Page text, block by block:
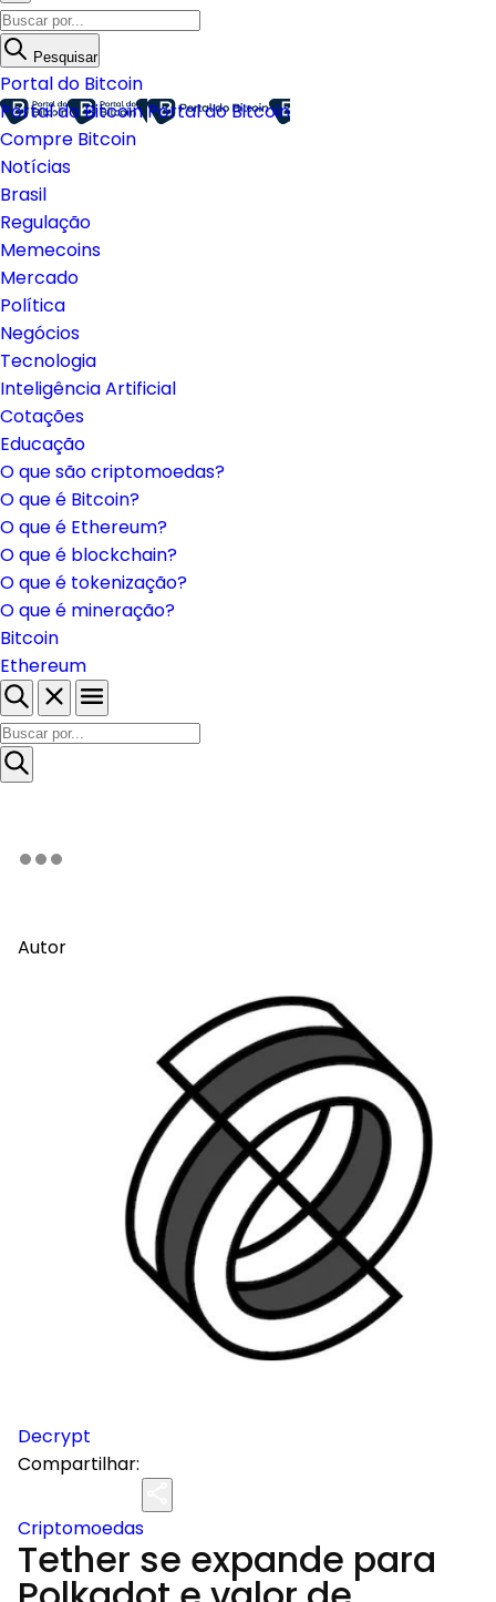
Pesquisar
Portal do Bitcoin
Portal do BitcoinPortal do Bitcoin
Compre Bitcoin
Notícias
Brasil
Regulação
Memecoins
Mercado
Política
Negócios
Tecnologia
Inteligência Artificial
Cotações
Educação
O que são criptomoedas?
O que é Bitcoin?
O que é Ethereum?
O que é blockchain?
O que é tokenização?
O que é mineração?
Bitcoin
Ethereum
Autor
Decrypt
Compartilhar:
Criptomoedas
Tether se expande para